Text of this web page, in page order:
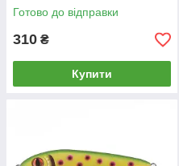
Готово до відправки
310 ₴
Купити